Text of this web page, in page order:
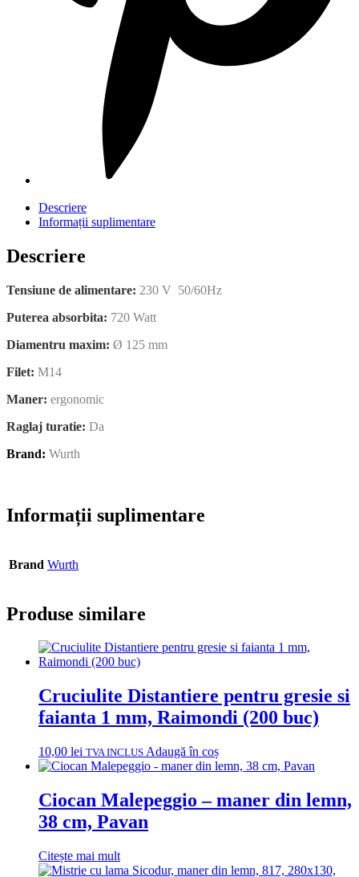
Descriere
Informații suplimentare
Descriere
Tensiune de alimentare: 230 V 50/60Hz
Puterea absorbita: 720 Watt
Diamentru maxim: Ø 125 mm
Filet: M14
Maner: ergonomic
Raglaj turatie: Da
Brand: Wurth
Informații suplimentare
Brand Wurth
Produse similare
Cruciulite Distantiere pentru gresie si
faianta 1 mm, Raimondi (200 buc)
10,00 lei TVA INCLUS Adaugă în coș
Ciocan Malepeggio – maner din lemn,
38 cm, Pavan
Citește mai mult